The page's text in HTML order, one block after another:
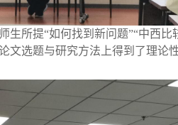
所提“如何找到新问题”“中西
选题与研究方法上得到了理论